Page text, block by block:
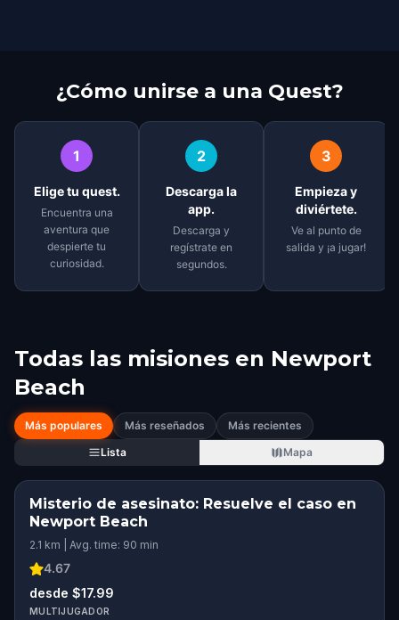
¿Cómo unirse a una Quest?
1
Elige tu quest.
Encuentra una
aventura que
despierte tu
curiosidad.
2
Descarga la
app.
Descarga y
regístrate en
segundos.
3
Empieza y
diviértete.
Ve al punto de
salida y ¡a jugar!
Todas las misiones en Newport
Beach
Más populares Más reseñados
Más recientes
Lista
Mapa
Misterio de asesinato: Resuelve el caso en
Newport Beach
2.1 km | Avg. time: 90 min
4.67
desde $17.99
MULTIJUGADOR